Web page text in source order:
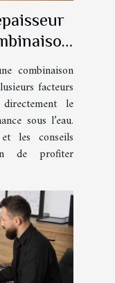
combinaison
facteurs
le
sous l’eau.
les conseils
de profiter